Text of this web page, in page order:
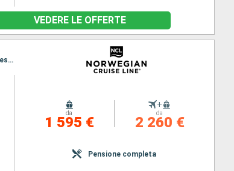
VEDERE LE OFFERTE
Itinerario : Miami, Georgetown, Cartagena, Colon - Panama, Canal Panama - Lac Gatun, Puerto Limon, Harvest Caye, Cozumel, Miami
da
1 595 €
+
da
2 260 €
Pensione completa